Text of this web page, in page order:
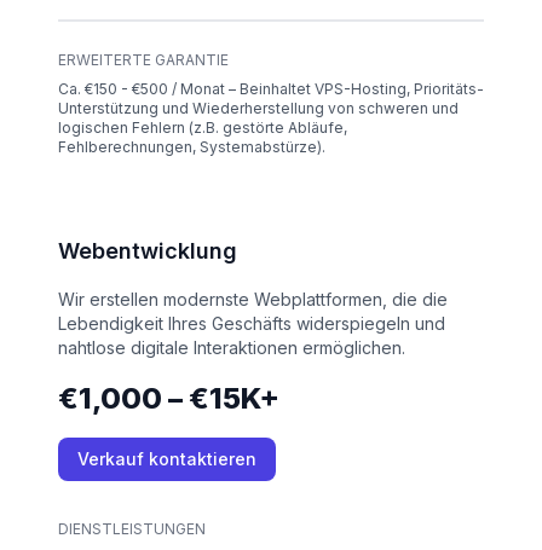
ERWEITERTE GARANTIE
Ca. €150 - €500 / Monat – Beinhaltet VPS-Hosting, Prioritäts-
Unterstützung und Wiederherstellung von schweren und
logischen Fehlern (z.B. gestörte Abläufe,
Fehlberechnungen, Systemabstürze).
Webentwicklung
Wir erstellen modernste Webplattformen, die die
Lebendigkeit Ihres Geschäfts widerspiegeln und
nahtlose digitale Interaktionen ermöglichen.
€1,000 – €15K+
Verkauf kontaktieren
DIENSTLEISTUNGEN